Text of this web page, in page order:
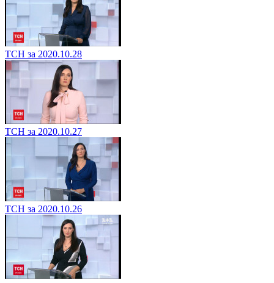
ТСН за 2020.10.28
ТСН за 2020.10.27
ТСН за 2020.10.26